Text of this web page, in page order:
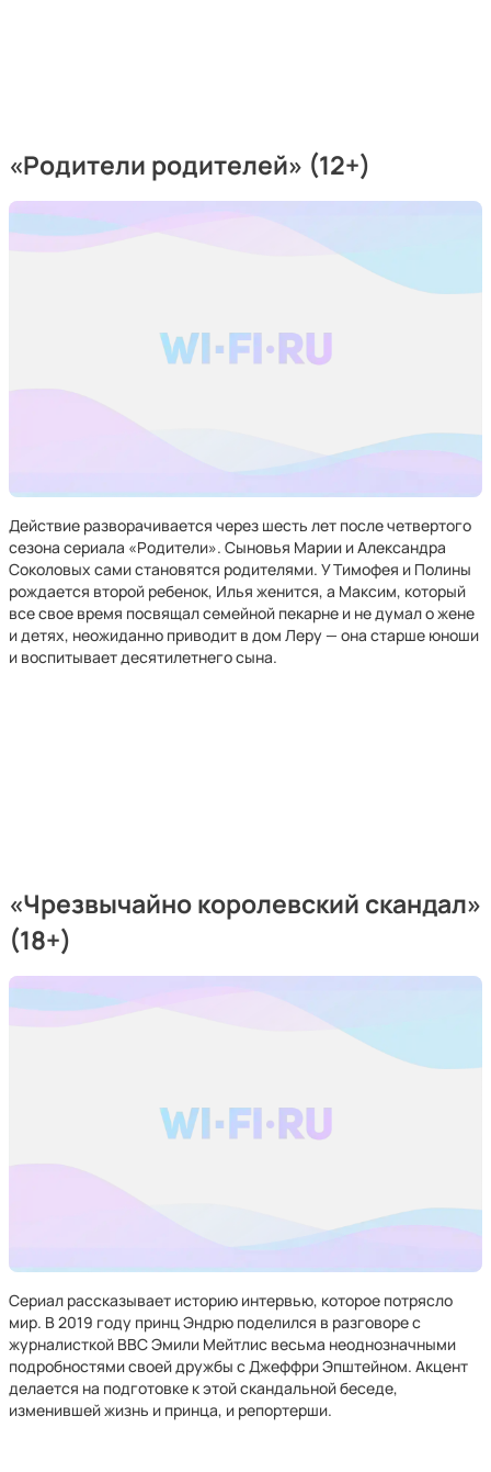
«Родители родителей» (12+)
Действие разворачивается через шесть лет после четвертого
сезона сериала «Родители». Сыновья Марии и Александра
Соколовых сами становятся родителями. У Тимофея и Полины
рождается второй ребенок, Илья женится, а Максим, который
все свое время посвящал семейной пекарне и не думал о жене
и детях, неожиданно приводит в дом Леру — она старше юноши
и воспитывает десятилетнего сына.
«Чрезвычайно королевский скандал»
(18+)
Сериал рассказывает историю интервью, которое потрясло
мир. В 2019 году принц Эндрю поделился в разговоре с
журналисткой BBC Эмили Мейтлис весьма неоднозначными
подробностями своей дружбы с Джеффри Эпштейном. Акцент
делается на подготовке к этой скандальной беседе,
изменившей жизнь и принца, и репортерши.